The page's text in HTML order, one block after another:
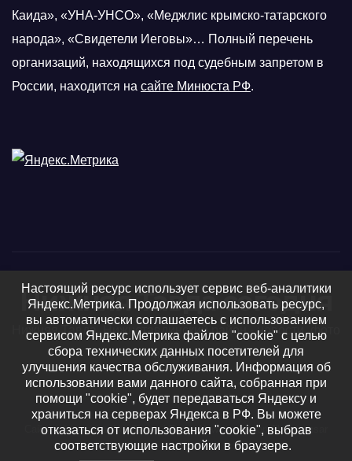
Каида», «УНА-УНСО», «Меджлис крымско-татарского
народа», «Свидетели Иеговы»… Полный перечень
организаций, находящихся под судебным запретом в
России, находится на сайте Минюста РФ.
Нижняя Тавда сегодня
Нижняя Тавда, Нижнетавдинский район - новости, фото
и видео
Сайт работает на WordPress|Тема: Newsup, авторThemeansar
Настоящий ресурс использует сервис веб-аналитики
Яндекс.Метрика. Продолжая использовать ресурс,
вы автоматически соглашаетесь с использованием
сервисом Яндекс.Метрика файлов "cookie" с целью
сбора технических данных посетителей для
улучшения качества обслуживания. Информация об
использовании вами данного сайта, собранная при
помощи "cookie", будет передаваться Яндексу и
храниться на серверах Яндекса в РФ. Вы можете
отказаться от использования "cookie", выбрав
соответствующие настройки в браузере.